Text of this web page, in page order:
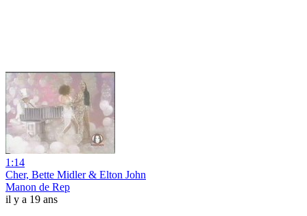
1:14
Cher, Bette Midler & Elton John
Manon de Rep
il y a 19 ans